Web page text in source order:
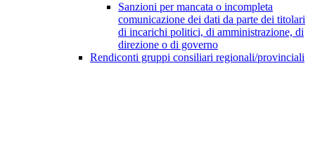
Sanzioni per mancata o incompleta
comunicazione dei dati da parte dei titolari
di incarichi politici, di amministrazione, di
direzione o di governo
Rendiconti gruppi consiliari regionali/provinciali